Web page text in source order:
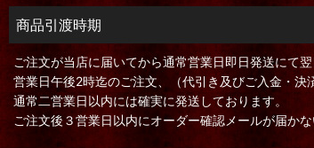
商品引渡時期
ご注文が当店に届いてから通常営業日即日発送にて翌
営業日午後2時迄のご注文、（代引き及びご入金・決
通常二営業日以内には確実に発送しております。
ご注文後３営業日以内にオーダー確認メールが届か